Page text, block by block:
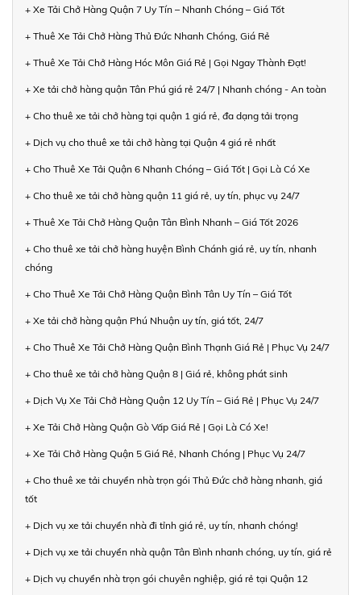
+ Xe Tải Chở Hàng Quận 7 Uy Tín – Nhanh Chóng – Giá Tốt
+ Thuê Xe Tải Chở Hàng Thủ Đức Nhanh Chóng, Giá Rẻ
+ Thuê Xe Tải Chở Hàng Hóc Môn Giá Rẻ | Gọi Ngay Thành Đạt!
+ Xe tải chở hàng quận Tân Phú giá rẻ 24/7 | Nhanh chóng - An toàn
+ Cho thuê xe tải chở hàng tại quận 1 giá rẻ, đa dạng tải trọng
+ Dịch vụ cho thuê xe tải chở hàng tại Quận 4 giá rẻ nhất
+ Cho Thuê Xe Tải Quận 6 Nhanh Chóng – Giá Tốt | Gọi Là Có Xe
+ Cho thuê xe tải chở hàng quận 11 giá rẻ, uy tín, phục vụ 24/7
+ Thuê Xe Tải Chở Hàng Quận Tân Bình Nhanh – Giá Tốt 2026
+ Cho thuê xe tải chở hàng huyện Bình Chánh giá rẻ, uy tín, nhanh
chóng
+ Cho Thuê Xe Tải Chở Hàng Quận Bình Tân Uy Tín – Giá Tốt
+ Xe tải chở hàng quận Phú Nhuận uy tín, giá tốt, 24/7
+ Cho Thuê Xe Tải Chở Hàng Quận Bình Thạnh Giá Rẻ | Phục Vụ 24/7
+ Cho thuê xe tải chở hàng Quận 8 | Giá rẻ, không phát sinh
+ Dịch Vụ Xe Tải Chở Hàng Quận 12 Uy Tín – Giá Rẻ | Phục Vụ 24/7
+ Xe Tải Chở Hàng Quận Gò Vấp Giá Rẻ | Gọi Là Có Xe!
+ Xe Tải Chở Hàng Quận 5 Giá Rẻ, Nhanh Chóng | Phục Vụ 24/7
+ Cho thuê xe tải chuyển nhà trọn gói Thủ Đức chở hàng nhanh, giá
tốt
+ Dịch vụ xe tải chuyển nhà đi tỉnh giá rẻ, uy tín, nhanh chóng!
+ Dịch vụ xe tải chuyển nhà quận Tân Bình nhanh chóng, uy tín, giá rẻ
+ Dịch vụ chuyển nhà trọn gói chuyên nghiệp, giá rẻ tại Quận 12